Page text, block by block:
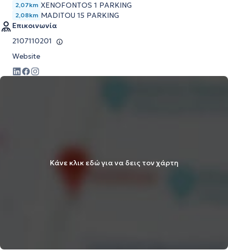
2,07km XENOFONTOS 1 PARKING
2,08km MADITOU 15 PARKING
Επικοινωνία
2107110201
Website
Κάνε κλικ εδώ για να δεις τον χάρτη